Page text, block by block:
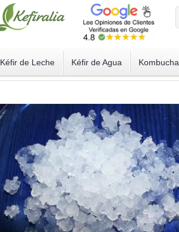
Kéfir de Leche Kéfir de Agua Kombucha